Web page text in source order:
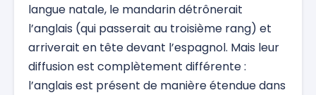
langue natale, le mandarin détrônerait
l’anglais (qui passerait au troisième rang) et
arriverait en tête devant l’espagnol. Mais leur
diffusion est complètement différente :
l’anglais est présent de manière étendue dans